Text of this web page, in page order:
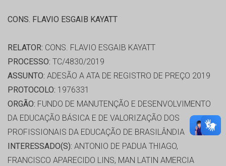
CONS. FLAVIO ESGAIB KAYATT
RELATOR: CONS. FLAVIO ESGAIB KAYATT
PROCESSO: TC/4830/2019
ASSUNTO: ADESÃO A ATA DE REGISTRO DE PREÇO 2019
PROTOCOLO: 1976331
ORGÃO: FUNDO DE MANUTENÇÃO E DESENVOLVIMENTO
DA EDUCAÇÃO BÁSICA E DE VALORIZAÇÃO DOS
PROFISSIONAIS DA EDUCAÇÃO DE BRASILÂNDIA
INTERESSADO(S): ANTONIO DE PADUA THIAGO,
FRANCISCO APARECIDO LINS, MAN LATIN AMERCIA